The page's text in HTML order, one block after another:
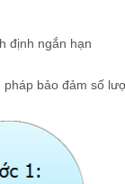
định ngắn hạn
bảo đảm số